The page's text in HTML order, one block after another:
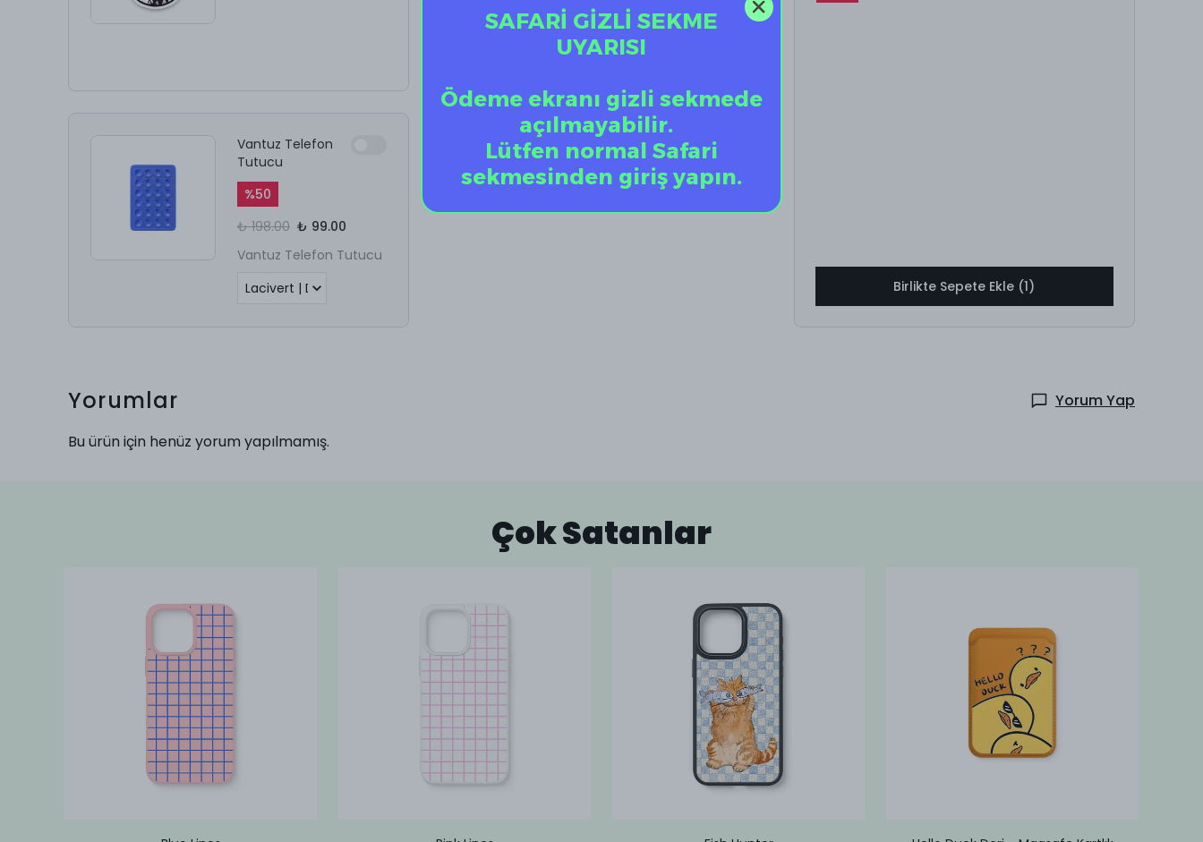
Vantuz Telefon
Tutucu
%50
₺ 198.00 ₺ 99.00
Vantuz Telefon Tutucu
Birlikte Sepete Ekle (1)
Yorumlar
Yorum Yap
Bu ürün için henüz yorum yapılmamış.
Çok Satanlar
SAFARİ GİZLİ SEKME
UYARISI
Ödeme ekranı gizli sekmede
açılmayabilir.
Lütfen normal Safari
sekmesinden giriş yapın.